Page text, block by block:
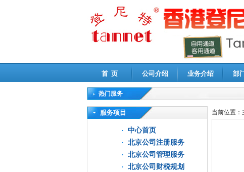
首 页 公司介绍 业务介绍 部
热门服务
高新技术企业认定审计|企业所得税汇算清缴申报鉴证
服务项目
中心首页
北京公司注册服务
北京公司管理服务
北京公司财税规划
当前位置：